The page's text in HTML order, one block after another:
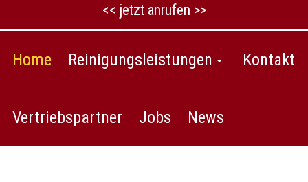
<< jetzt anrufen >>
Home Reinigungsleistungen Kontakt
Vertriebspartner Jobs News